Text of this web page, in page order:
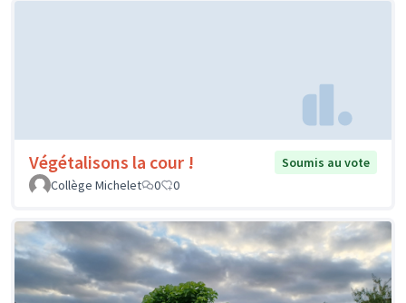
Végétalisons la cour !
Soumis au vote
Collège Michelet
0 0